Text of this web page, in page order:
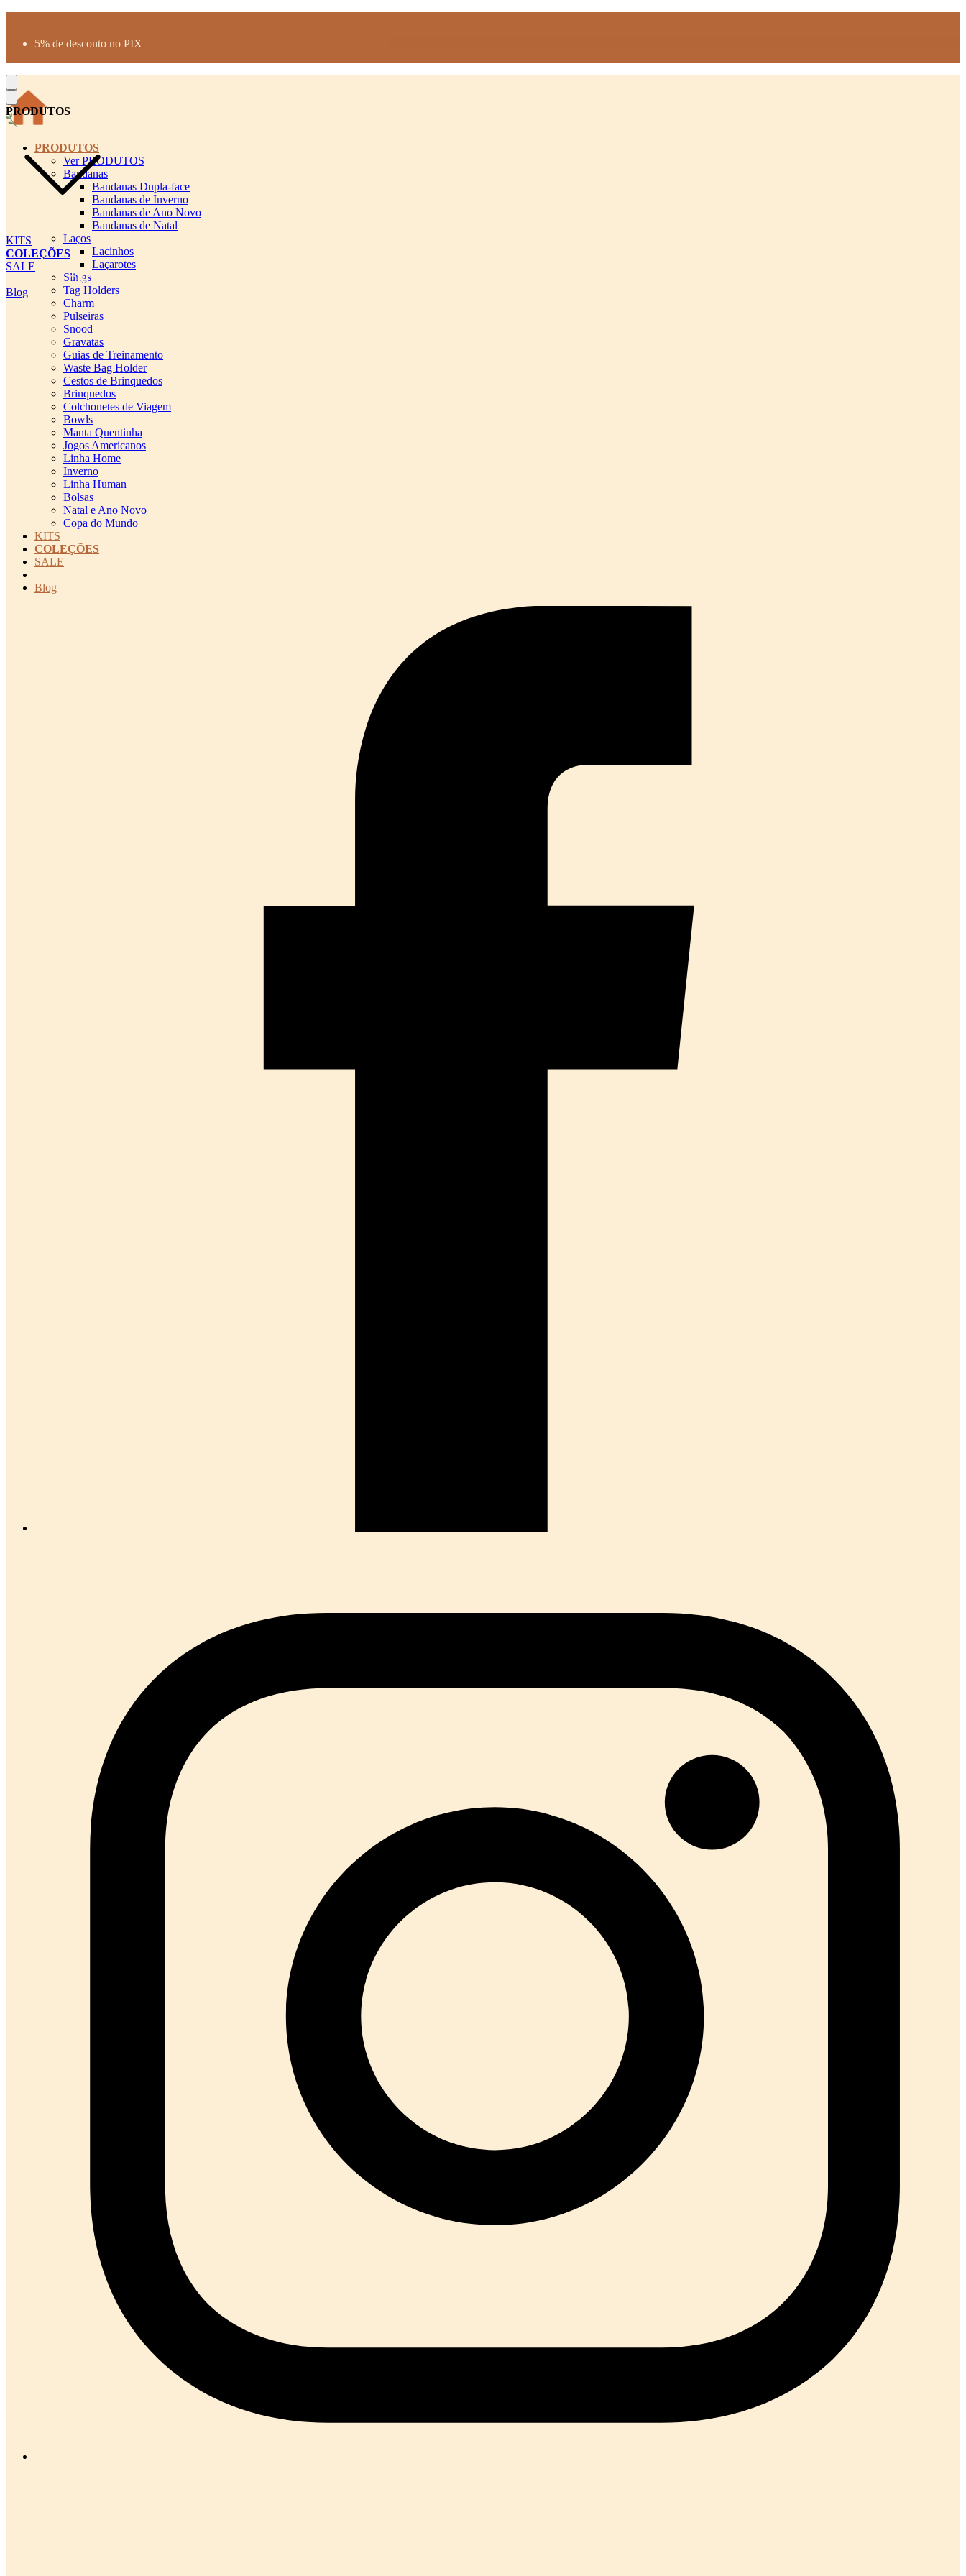
5% de desconto no PIX
PRODUTOS
KITS
COLEÇÕES
SALE
cadastro pet QRCODE
Blog
PRODUTOS
Ver PRODUTOS
Bandanas
Bandanas Dupla-face
Bandanas de Inverno
Bandanas de Ano Novo
Bandanas de Natal
Laços
Lacinhos
Laçarotes
Slings
Tag Holders
Charm
Pulseiras
Snood
Gravatas
Guias de Treinamento
Waste Bag Holder
Cestos de Brinquedos
Brinquedos
Colchonetes de Viagem
Bowls
Manta Quentinha
Jogos Americanos
Linha Home
Inverno
Linha Human
Bolsas
Natal e Ano Novo
Copa do Mundo
KITS
COLEÇÕES
SALE
Blog